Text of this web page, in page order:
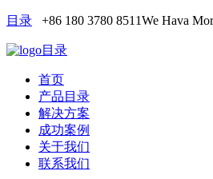
目录 +86 180 3780 8511We Hava
目录
首页
产品目录
解决方案
成功案例
关于我们
联系我们